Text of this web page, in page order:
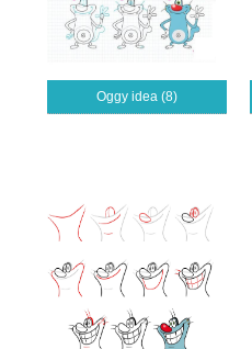
Oggy idea (8)